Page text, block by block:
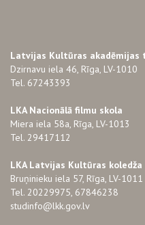
Latvijas Kultūras akadēmijas
Dzirnavu iela 46, Rīga, LV-1010
Tel. 67243393
LKA Nacionālā filmu skola
Miera iela 58a, Rīga, LV-1013
Tel. 29417112
LKA Latvijas Kultūras koledža
Bruņinieku iela 57, Rīga, LV-1011
Tel. 20229975, 67846238
studinfo@lkk.gov.lv